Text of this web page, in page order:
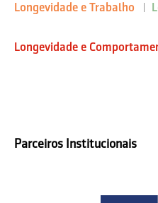
Longevidade e Trabalho
Longevidade e
Parceiros Institucionais